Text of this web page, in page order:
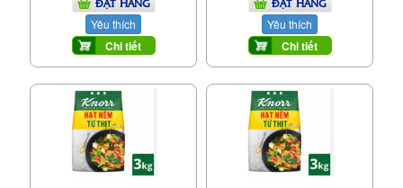
ĐẶT HÀNG
Yêu thích
Chi tiết
ĐẶT HÀNG
Yêu thích
Chi tiết